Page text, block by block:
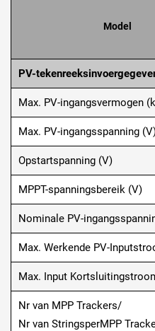
Model
PV-
Max. PV-ingangsvermogen
Max. PV-ingangsspanning
Opstartspanning (V)
MPPT-spanningsbereik (V)
Nominale PV-
Max. Werkende PV-
Max. Input
Nr van MPP Trackers/
Nr van StringsperMPP